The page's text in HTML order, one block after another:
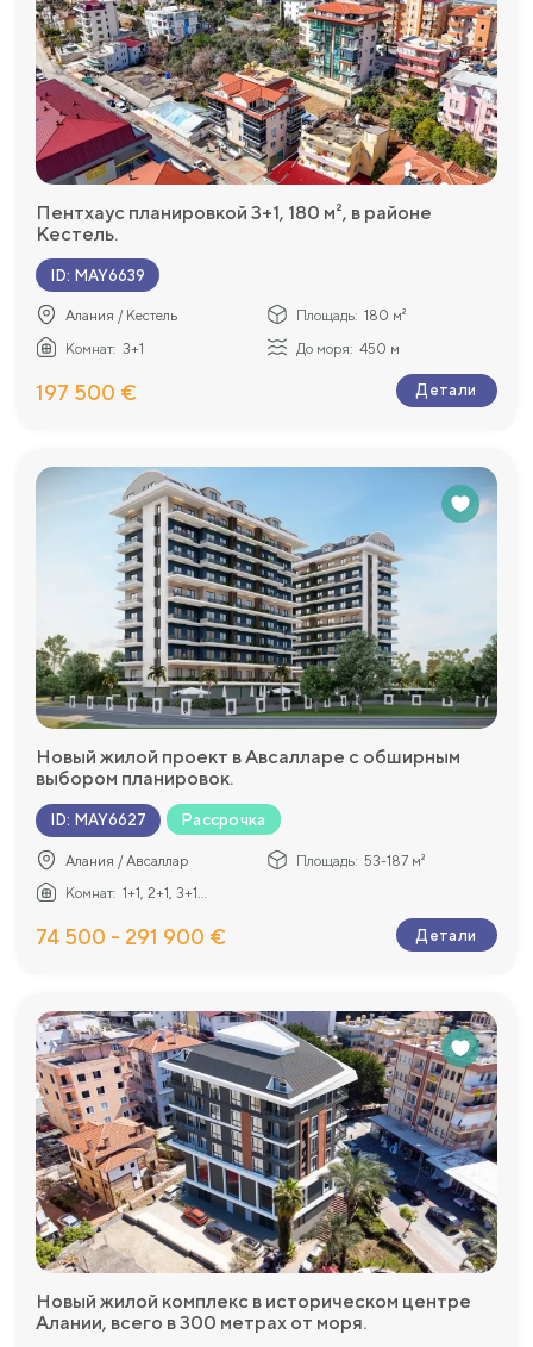
Пентхаус планировкой 3+1, 180 м², в районе
Кестель.
ID: MAY6639
Алания / Кестель Площадь: 180 м²
Комнат: 3+1 До моря: 450 м
197 500 € Детали
Новый жилой проект в Авсалларе с обширным
выбором планировок.
ID: MAY6627 Рассрочка
Алания / Авсаллар Площадь: 53-187 м²
Комнат: 1+1, 2+1, 3+1...
74 500 - 291 900 € Детали
Новый жилой комплекс в историческом центре
Алании, всего в 300 метрах от моря.